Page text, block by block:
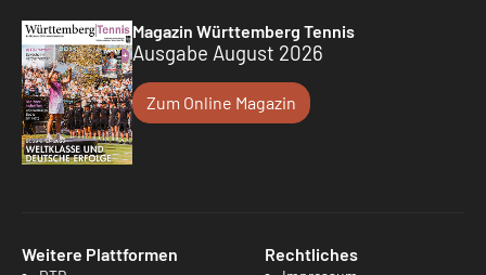
Magazin Württemberg Tennis
Ausgabe August 2026
Zum Online Magazin
Weitere Plattformen Rechtliches